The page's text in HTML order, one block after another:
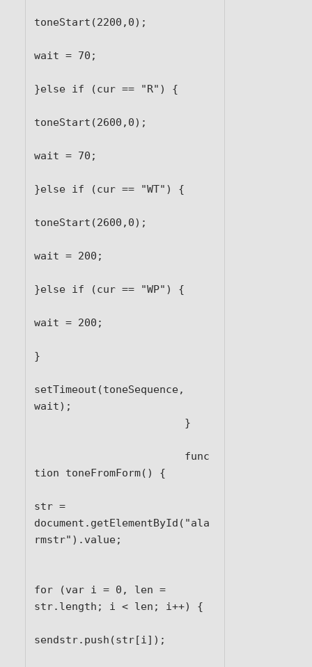
toneStart(2200,0);
wait = 70;
}else if (cur == "R") {
toneStart(2600,0);
wait = 70;
}else if (cur == "WT") {
toneStart(2600,0);
wait = 200;
}else if (cur == "WP") {
wait = 200;
}
setTimeout(toneSequence,
wait);
tion toneFromForm() {
str =
document.getElementById("ala
rmstr").value;
for (var i = 0, len =
str.length; i < len; i++) {
sendstr.push(str[i]);